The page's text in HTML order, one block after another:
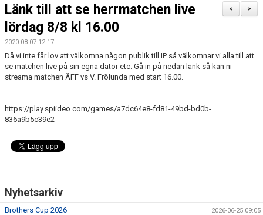
LÄNKAR
MEDLEMS OCH TRÄNINGSAVGIFTER
>
<
Länk till att se herrmatchen live
lördag 8/8 kl 16.00
2020-08-07 12:17
Då vi inte får lov att välkomna någon publik till IP så välkomnar vi alla till att
se matchen live på sin egna dator etc. Gå in på nedan länk så kan ni
streama matchen ÄFF vs V. Frölunda med start 16.00.
https://play.spiideo.com/games/a7dc64e8-fd81-49bd-bd0b-
836a9b5c39e2
Nyhetsarkiv
Brothers Cup 2026 2026-06-25 09:05